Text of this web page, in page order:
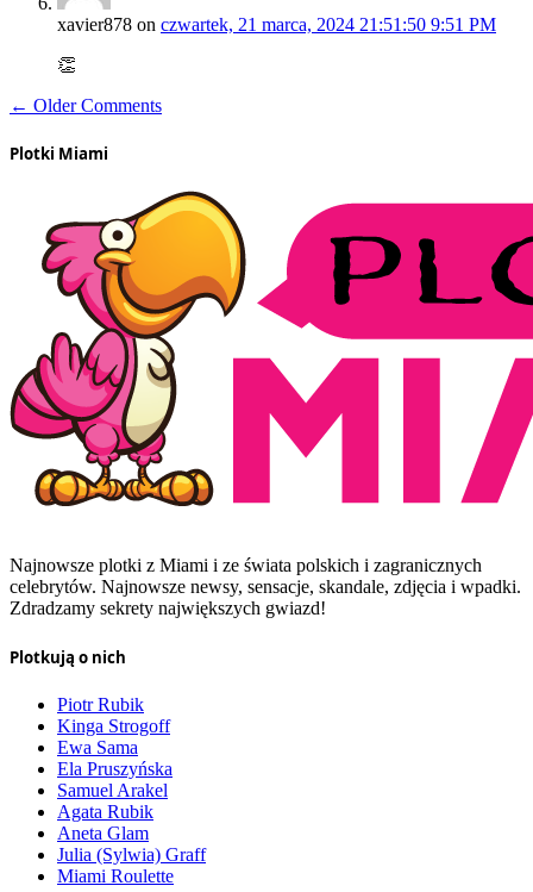
xavier878 on czwartek, 21 marca, 2024 21:51:50 9:51 PM
👏
← Older Comments
Plotki Miami
Najnowsze plotki z Miami i ze świata polskich i zagranicznych
celebrytów. Najnowsze newsy, sensacje, skandale, zdjęcia i wpadki.
Zdradzamy sekrety największych gwiazd!
Plotkują o nich
Piotr Rubik
Kinga Strogoff
Ewa Sama
Ela Pruszyńska
Samuel Arakel
Agata Rubik
Aneta Glam
Julia (Sylwia) Graff
Miami Roulette